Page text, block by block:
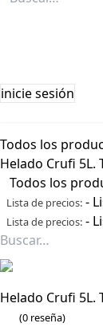
inicie sesión
Todos los
Helado Crufi 5L.
Todos los
Lista de precios: -
Lista de precios: -
Helado Crufi 5L.
(0 reseña)